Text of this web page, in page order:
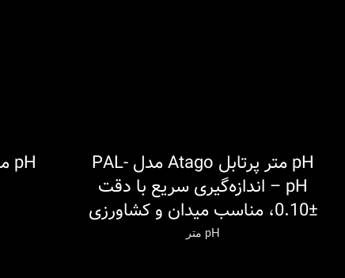
اطلاعات بیشتر
pH متر پرتابل Atago مدل PAL-
pH – اندازه‌گیری سریع با دقت
±0.10، مناسب میدان و کشاورزی
pH متر
اطلاعات بیشتر